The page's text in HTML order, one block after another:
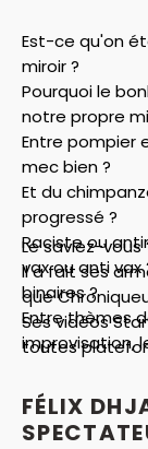
Est-ce qu'on
miroir ?
Pourquoi le
notre propre
Entre pompier
mec bien ?
Et du
progressé ?
Raciste ou
vax ou anti
binaires ?
Entre thèmes
improvisation,
scénique
avec un
Le saviez-vous
Il a fait ses
que
Ses vidéos
toutes
FÉLIX